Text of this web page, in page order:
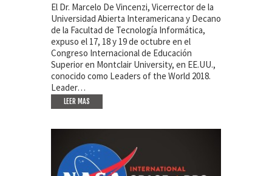
El Dr. Marcelo De Vincenzi, Vicerrector de la
Universidad Abierta Interamericana y Decano
de la Facultad de Tecnología Informática,
expuso el 17, 18 y 19 de octubre en el
Congreso Internacional de Educación
Superior en Montclair University, en EE.UU.,
conocido como Leaders of the World 2018.
Leader…
LEER MAS